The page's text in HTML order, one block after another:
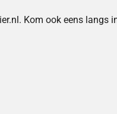
Kom ook eens langs in